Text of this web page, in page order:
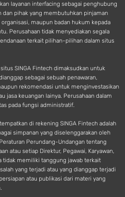
layanan interfacing sebagai penghubung
dan pihak yang membutuhkan pinjaman
maupun badan hukum kepada
Perusahaan tidak menyediakan segala
terkait pilihan-pilihan dalam situs
SINGA Fintech dimaksudkan untuk
sebagai sebuah penawaran,
rekomendasi untuk menginvestasikan
jasa keuangan lainya. Perusahaan dalam
pada fungsi administratif.
di rekening SINGA Fintech adalah
simpanan yang diselenggarakan oleh
Perundang-Undangan tentang
atau setiap Direktur, Pegawai, Karyawan,
tidak memiliki tanggung jawab terkait
yang terjadi atau yang dianggap terjadi
atau publikasi dari materi yang